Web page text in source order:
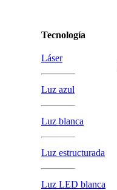
Tecnología
Láser
Luz azul
Luz blanca
Luz estructurada
Luz LED blanca